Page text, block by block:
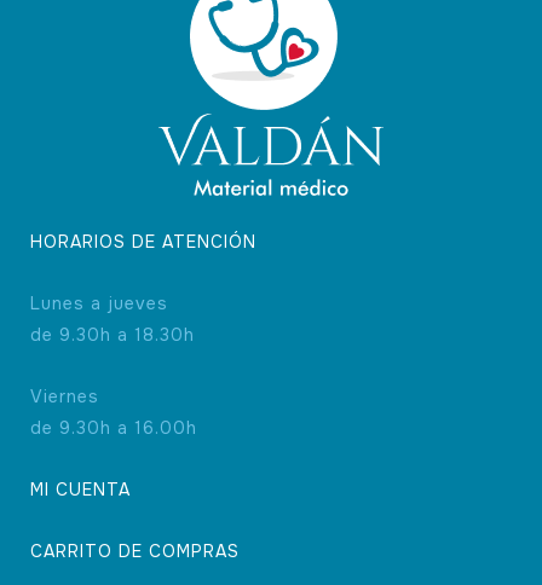
HORARIOS DE ATENCIÓN
Lunes a jueves
de 9.30h a 18.30h
Viernes
de 9.30h a 16.00h
MI CUENTA
CARRITO DE COMPRAS